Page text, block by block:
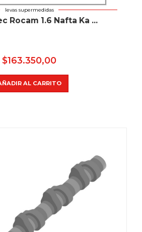
levas supermedidas
Rocam 1.6 Nafta Ka ...
$163.350,00
AL CARRITO